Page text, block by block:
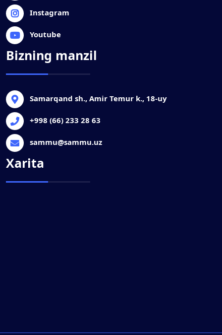
Instagram
Youtube
Bizning manzil
Samarqand sh., Amir Temur k., 18-uy
+998 (66) 233 28 63
sammu@sammu.uz
Xarita